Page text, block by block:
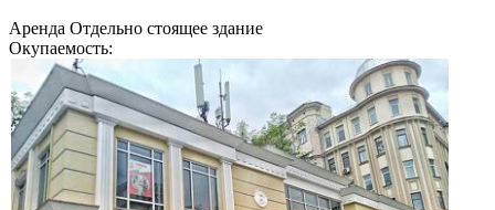
Аренда Отдельно стоящее здание
Окупаемость: